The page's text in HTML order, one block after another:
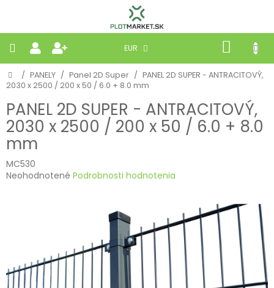
EUR
KOŠÍK
PLETIVÁ
PANELY
BRÁNY
MOBILNÉ
ČLÁNKY
Domov
/ PANELY / Panel 2D Super / PANEL 2D SUPER - ANTRACITOVÝ,
2030 x 2500 / 200 x 50 / 6.0 + 8.0 mm
PANEL 2D SUPER - ANTRACITOVÝ,
2030 x 2500 / 200 x 50 / 6.0 + 8.0
mm
MC530
Priemerné
hviezdičiek.
Neohodnotené Podrobnosti hodnotenia